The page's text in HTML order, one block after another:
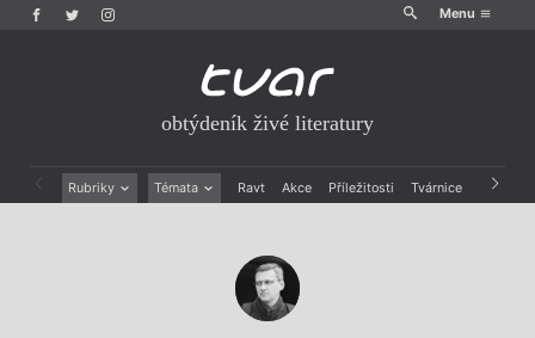
Menu
obtýdeník živé literatury
Rubriky Témata Ravt Akce Příležitosti Tvárnice Archiv